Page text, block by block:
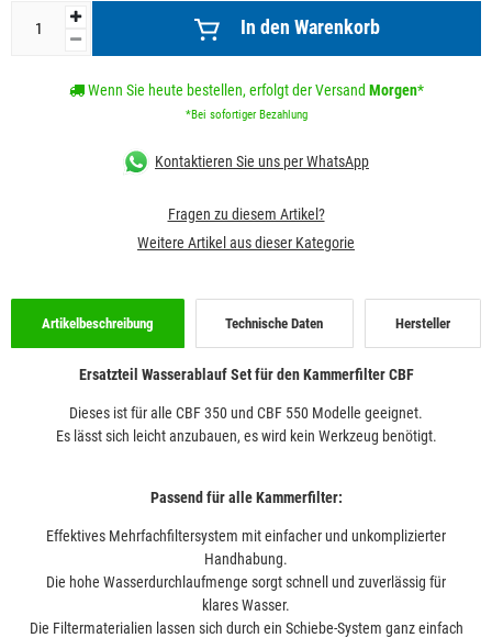
In den Warenkorb
Wenn Sie heute bestellen, erfolgt der Versand Morgen*
*Bei sofortiger Bezahlung
Kontaktieren Sie uns per WhatsApp
Fragen zu diesem Artikel?
Weitere Artikel aus dieser Kategorie
Artikelbeschreibung Technische Daten Hersteller
Ersatzteil Wasserablauf Set für den Kammerfilter CBF
Dieses ist für alle CBF 350 und CBF 550 Modelle geeignet.
Es lässt sich leicht anzubauen, es wird kein Werkzeug benötigt.
Passend für alle Kammerfilter:
Effektives Mehrfachfiltersystem mit einfacher und unkomplizierter
Handhabung.
Die hohe Wasserdurchlaufmenge sorgt schnell und zuverlässig für
klares Wasser.
Die Filtermaterialien lassen sich durch ein Schiebe-System ganz einfach